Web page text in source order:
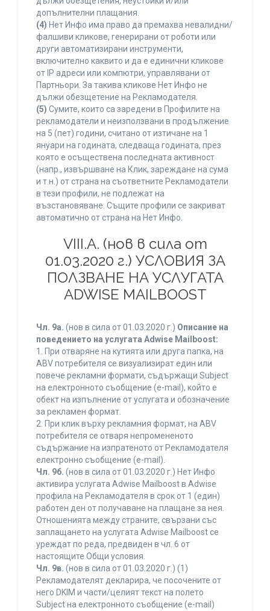
допълнителни плащания.
(4) Нет Инфо има право да премахва невалидни/
фалшиви кликове, генерирани от роботи или
други автоматизирани инструменти,
включително каквито и да е единични кликове
от IP адреси или компютри, управлявани от
Партньори. За такива кликове Нет Инфо не
дължи обезщетение на Рекламодателя.
(5) Сумите, които са заредени в Профилите на
рекламодатели и неизползвани в продължение
на 5 (пет) години, считано от изтичане на 1
януари на годината, следваща годината, през
която е осъществена последната активност
(напр., извършване на Клик, зареждане на сума
и т.н.) от страна на съответните Рекламодатели
в тези профили, не подлежат на
възстановяване. Същите профили се закриват
автоматично от страна на Нет Инфо.
VIII.A. (нов в сила от
01.03.2020 г.) УСЛОВИЯ ЗА
ПОЛЗВАНЕ НА УСЛУГАТА
ADWISE MAILBOOST
Чл. 9а. (нов в сила от 01.03.2020 г.) Описание на
поведението на услугата Adwise Mailboost:
1. При отваряне на кутията или друга папка, на
ABV потребителя се визуализират един или
повече рекламни формати, съдържащи Subject
на електронното съобщение (e-mail), който е
обект на изпълнение от услугата и обозначение
за рекламен формат.
2. При клик върху рекламния формат, на ABV
потребителя се отваря непромененото
съдържание на изпратеното от Рекламодателя
електронно съобщение (e-mail).
Чл. 9б. (нов в сила от 01.03.2020 г.) Нет Инфо
активира услугата Adwise Mailboost в Adwise
профила на Рекламодателя в срок от 1 (един)
работен ден от получаване на плащане за нея.
Отношенията между страните, свързани със
заплащането на услугата Adwise Mailboost се
уреждат по реда, предвиден в чл. 6 от
настоящите Общи условия.
Чл. 9в. (нов в сила от 01.03.2020 г.) (1)
Рекламодателят декларира, че посочените от
него DKIM и части/целият текст на полето
Subject на електронното съобщение (e-mail)